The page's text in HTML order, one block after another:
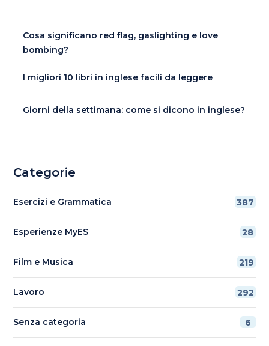
Cosa significano red flag, gaslighting e love
bombing?
I migliori 10 libri in inglese facili da leggere
Giorni della settimana: come si dicono in inglese?
Categorie
Esercizi e Grammatica 387
Esperienze MyES 28
Film e Musica 219
Lavoro 292
Senza categoria 6